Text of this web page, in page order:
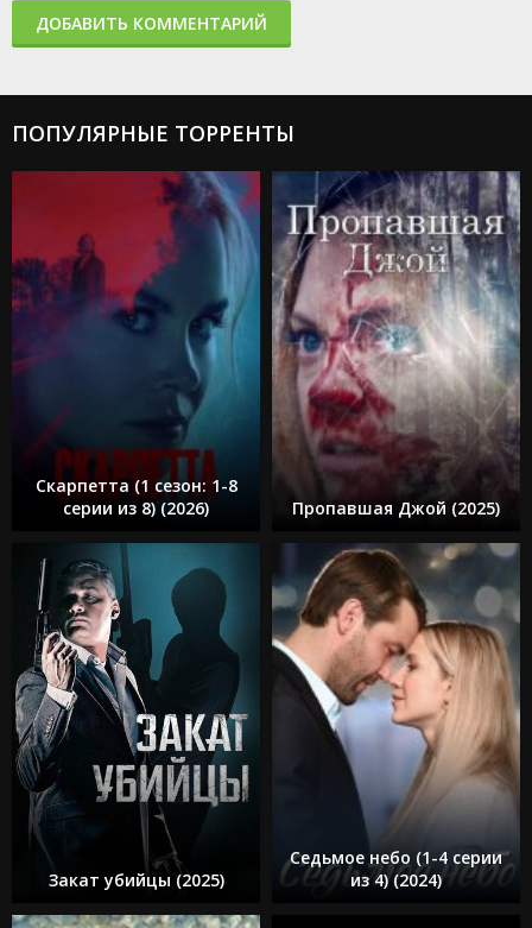
ДОБАВИТЬ КОММЕНТАРИЙ
ПОПУЛЯРНЫЕ ТОРРЕНТЫ
Скарпетта (1 сезон: 1-8
серии из 8) (2026)
Пропавшая Джой (2025)
Закат убийцы (2025)
Седьмое небо (1-4 серии
из 4) (2024)